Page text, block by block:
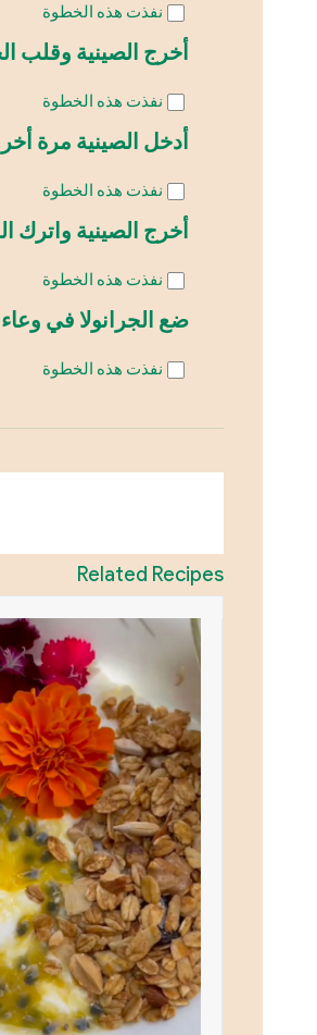
نفذت هذه الخطوة
أخرج الصينية وقلب
نفذت هذه الخطوة
أدخل الصينية مرة أخرى إلى الفرن لمدة 10
نفذت هذه الخطوة
أخرج الصينية واترك
نفذت هذه الخطوة
ضع الجرانولا في
نفذت هذه الخطوة
Related Recipes